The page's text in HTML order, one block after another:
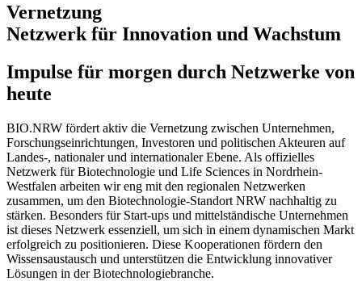
Vernetzung
Netzwerk für Innovation und Wachstum
Impulse für morgen durch Netzwerke von
heute
BIO.NRW fördert aktiv die Vernetzung zwischen Unternehmen,
Forschungseinrichtungen, Investoren und politischen Akteuren auf
Landes-, nationaler und internationaler Ebene. Als offizielles
Netzwerk für Biotechnologie und Life Sciences in Nordrhein-
Westfalen arbeiten wir eng mit den regionalen Netzwerken
zusammen, um den Biotechnologie-Standort NRW nachhaltig zu
stärken. Besonders für Start-ups und mittelständische Unternehmen
ist dieses Netzwerk essenziell, um sich in einem dynamischen Markt
erfolgreich zu positionieren. Diese Kooperationen fördern den
Wissensaustausch und unterstützen die Entwicklung innovativer
Lösungen in der Biotechnologiebranche.